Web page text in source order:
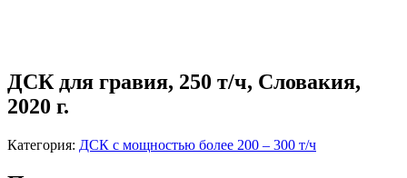
ДСК для гравия, 250 т/ч, Словакия,
2020 г.
Категория: ДСК с мощностью более 200 – 300 т/ч